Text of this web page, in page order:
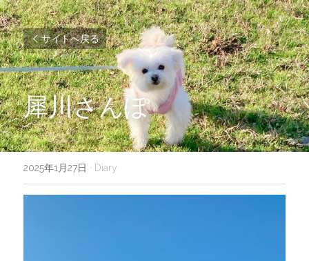
サイトへ戻る
犀川さんぽ
2025年1月27日 · Diary